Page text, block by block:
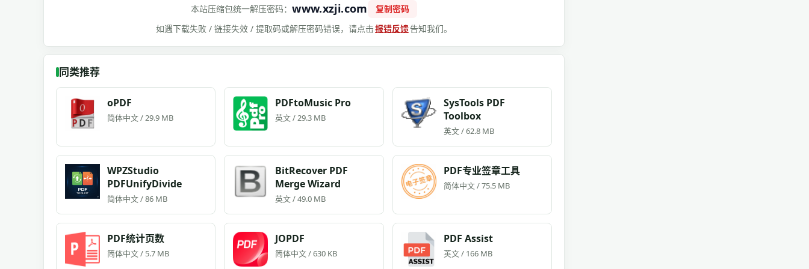
本站压缩包统一解压密码：www.xzji.com
复制密码
如遇下载失败 / 链接失效 / 提取码或解压密码错误，请点击报错反馈告知我们。
同类推荐
oPDF
简体中文 / 29.9 MB
PDFtoMusic Pro
英文 / 29.3 MB
SysTools PDF
Toolbox
英文 / 62.8 MB
WPZStudio
PDFUnifyDivide
简体中文 / 86 MB
BitRecover PDF
Merge Wizard
英文 / 49.0 MB
PDF专业签章工具
简体中文 / 75.5 MB
PDF统计页数
简体中文 / 5.7 MB
JOPDF
简体中文 / 630 KB
PDF Assist
英文 / 166 MB